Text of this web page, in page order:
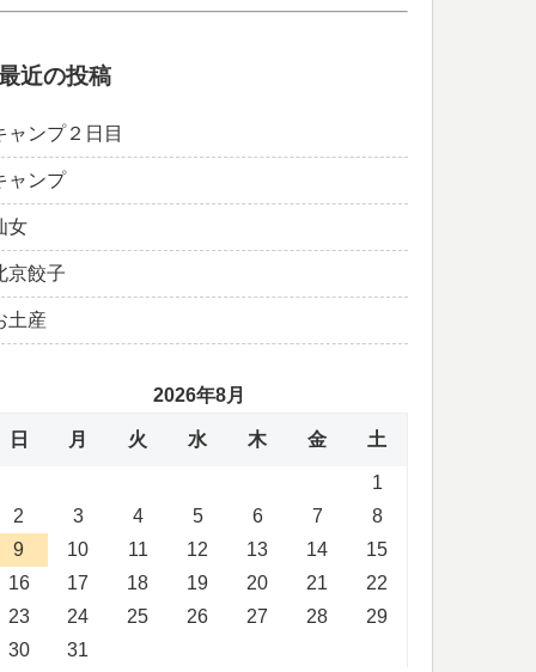
近の投稿
ャンプ２日目
ャンプ
女
京餃子
土産
2026年8月
日 月 火 水 木 金 土
1
2
3 4 5 6 7
8
9
10 11 12 13 14
15
16
17 18 19 20 21
22
23
24 25 26 27 28
29
30
31